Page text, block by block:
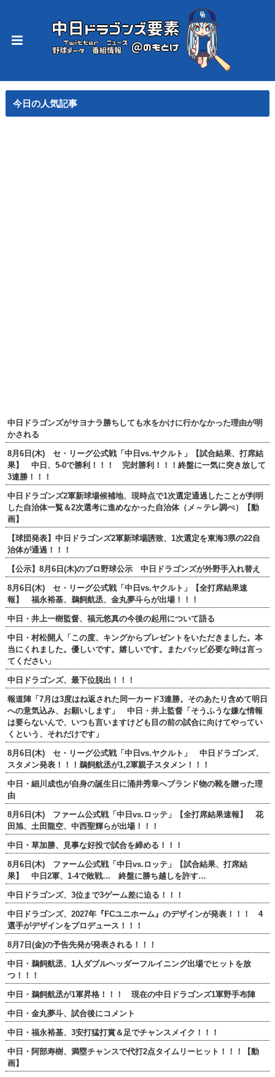
今日の人気記事
中日ドラゴンズがサヨナラ勝ちしても水をかけに行かなかった理由が明
かされる
8月6日(木) セ・リーグ公式戦「中日vs.ヤクルト」【試合結果、打席結
果】 中日、5-0で勝利！！！ 完封勝利！！！終盤に一気に突き放して
3連勝！！！
中日ドラゴンズ2軍新球場候補地、現時点で1次選定通過したことが判明
した自治体一覧＆2次選考に進めなかった自治体（メ～テレ調べ）【動
画】
【球団発表】中日ドラゴンズ2軍新球場誘致、1次選定を東海3県の22自
治体が通過！！！
【公示】8月6日(木)のプロ野球公示 中日ドラゴンズが外野手入れ替え
8月6日(木) セ・リーグ公式戦「中日vs.ヤクルト」【全打席結果速
報】 福永裕基、鵜飼航丞、金丸夢斗らが出場！！！
中日・井上一樹監督、福元悠真の今後の起用について語る
中日・村松開人「この度、キングからプレゼントをいただきました。本
当にくれました。優しいです。嬉しいです。またバッピ必要な時は言っ
てください」
中日ドラゴンズ、最下位脱出！！！
報道陣「7月は3度はね返された同一カード3連勝。そのあたり含めて明日
への意気込み、お願いします」 中日・井上監督「そうふうな嫌な情報
は要らないんで、いつも言いますけども目の前の試合に向けてやってい
くという、それだけです」
8月6日(木) セ・リーグ公式戦「中日vs.ヤクルト」 中日ドラゴンズ、
スタメン発表！！！鵜飼航丞が1,2軍親子スタメン！！！
中日・細川成也が自身の誕生日に涌井秀章へブランド物の靴を贈った理
由
8月6日(木) ファーム公式戦「中日vs.ロッテ」【全打席結果速報】 花
田旭、土田龍空、中西聖輝らが出場！！！
中日・草加勝、見事な好投で試合を締める！！！
8月6日(木) ファーム公式戦「中日vs.ロッテ」【試合結果、打席結
果】 中日2軍、1-4で敗戦… 終盤に勝ち越しを許す…
中日ドラゴンズ、3位まで3ゲーム差に迫る！！！
中日ドラゴンズ、2027年『FCユニホーム』のデザインが発表！！！ 4
選手がデザインをプロデュース！！！
8月7日(金)の予告先発が発表される！！！
中日・鵜飼航丞、1人ダブルヘッダーフルイニング出場でヒットを放
つ！！！
中日・鵜飼航丞が1軍昇格！！！ 現在の中日ドラゴンズ1軍野手布陣
中日・金丸夢斗、試合後にコメント
中日・福永裕基、3安打猛打賞＆足でチャンスメイク！！！
中日・阿部寿樹、満塁チャンスで代打2点タイムリーヒット！！！【動
画】